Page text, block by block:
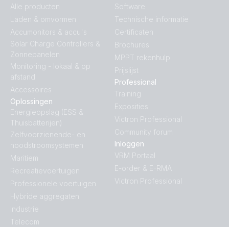
Alle producten
Laden & omvormen
Accumonitors & accu's
Solar Charge Controllers &
Zonnepanelen
Monitoring - lokaal & op
afstand
Accessoires
Oplossingen
Energieopslag (ESS &
Thuisbatterijen)
Zelfvoorzienende- en
noodstroomsystemen
Maritiem
Recreatievoertuigen
Professionele voertuigen
Hybride aggregaten
Industrie
Telecom
Software
Technische informatie
Certificaten
Brochures
MPPT rekenhulp
Prijslijst
Professional
Training
Exposities
Victron Professional
Community forum
Inloggen
VRM Portaal
E-order & E-RMA
Victron Professional